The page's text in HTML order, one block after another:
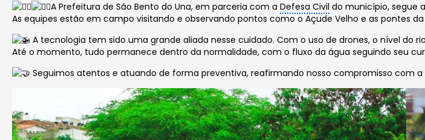
A Prefeitura de São Bento do Una, em parceria com aDefesa Civil do município, segue
As equipes estão em campo visitando e observando pontos como o Açude Velho e as pontes
A tecnologia tem sido uma grande aliada nesse cuidado. Com o uso de drones, o nível
Até o momento, tudo permanece dentro da normalidade, com o fluxo da água seguindo seu
Seguimos atentos e atuando de forma preventiva, reafirmando nosso compromisso com